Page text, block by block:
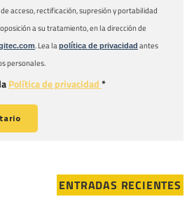
acceso, rectificación, supresión y portabilidad
a su tratamiento, en la dirección de
. Lea lapolítica de privacidad antes
personales.
Política de privacidad*
ENTRADAS RECIENTES